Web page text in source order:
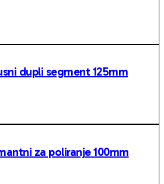
dupli segment 125mm
za poliranje 100mm